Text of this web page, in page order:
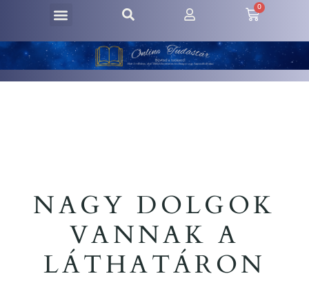
0
NAGY DOLGOK
VANNAK A
LÁTHATÁRON